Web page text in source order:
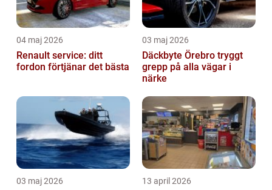
04 maj 2026
Renault service: ditt
fordon förtjänar det bästa
03 maj 2026
Däckbyte Örebro tryggt
grepp på alla vägar i
närke
03 maj 2026 13 april 2026